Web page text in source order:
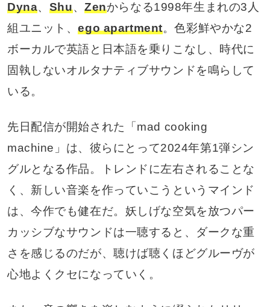
Dyna、 Shu、Zenからなる1998年生まれの3人
組ユニット、ego apartment。色彩鮮やかな2
ボーカルで英語と日本語を乗りこなし、時代に
固執しないオルタナティブサウンドを鳴らして
いる。
先日配信が開始された「mad cooking
machine」は、彼らにとって2024年第1弾シン
グルとなる作品。トレンドに左右されることな
く、新しい音楽を作っていこうというマインド
は、今作でも健在だ。妖しげな空気を放つパー
カッシブなサウンドは一聴すると、ダークな重
さを感じるのだが、聴けば聴くほどグルーヴが
心地よくクセになっていく。